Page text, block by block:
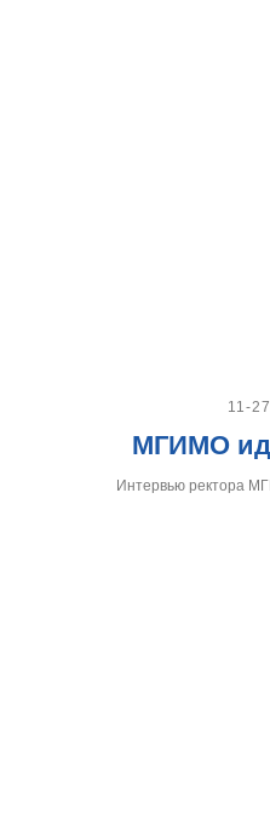
11-
МГИМО
Интервью ректора